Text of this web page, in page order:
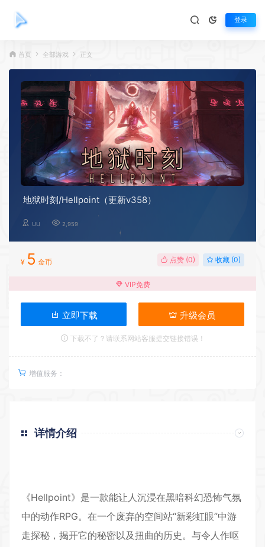
登录
首页 全部游戏 正文
地狱时刻/Hellpoint（更新v358）
UU 2,959
¥ 5 金币 点赞 (0) 收藏 (0)
VIP免费
立即下载 升级会员
下载不了？请联系网站客服提交链接错误！
增值服务：
详情介绍
《Hellpoint》是一款能让人沉浸在黑暗科幻恐怖气氛
中的动作RPG。在一个废弃的空间站“新彩虹眼”中游
走探秘，揭开它的秘密以及扭曲的历史。与令人作呕